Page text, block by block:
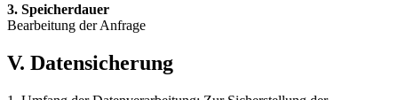
3. Speicherdauer
Bearbeitung der Anfrage
V. Datensicherung